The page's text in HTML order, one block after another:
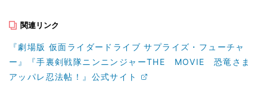
関連リンク
『劇場版 仮面ライダードライブ サプライズ・フューチャ
ー』『手裏剣戦隊ニンニンジャーTHE MOVIE 恐竜さま
アッパレ忍法帖！』公式サイト